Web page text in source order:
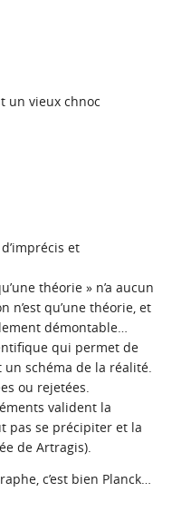
un vieux chnoc
et
théorie » n’a aucun
n’est qu’une théorie, et
démontable…
qui permet de
schéma de la réalité.
ou rejetées.
valident la
pas se précipiter et la
de Artragis).
c’est bien Planck…